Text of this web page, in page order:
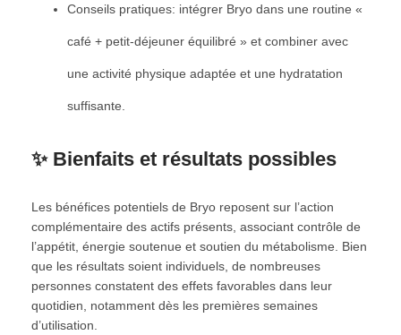
Conseils pratiques: intégrer Bryo dans une routine «
café + petit-déjeuner équilibré » et combiner avec
une activité physique adaptée et une hydratation
suffisante.
✨ Bienfaits et résultats possibles
Les bénéfices potentiels de Bryo reposent sur l’action
complémentaire des actifs présents, associant contrôle de
l’appétit, énergie soutenue et soutien du métabolisme. Bien
que les résultats soient individuels, de nombreuses
personnes constatent des effets favorables dans leur
quotidien, notamment dès les premières semaines
d’utilisation.